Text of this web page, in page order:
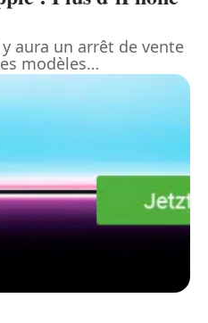
aura un arrêt de vente
modèles…